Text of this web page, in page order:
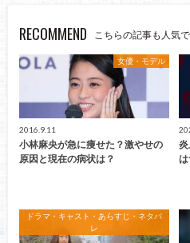
RECOMMEND こちらの記事も人気で
女優・モデル
2016.9.11
小林麻央が急に痩せた？激やせの
原因と現在の病状は？
ドラマ・キャスト・あらすじ・ネタバ
レ